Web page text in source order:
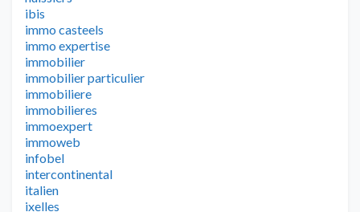
ibis
immo casteels
immo expertise
immobilier
immobilier particulier
immobiliere
immobilieres
immoexpert
immoweb
infobel
intercontinental
italien
ixelles